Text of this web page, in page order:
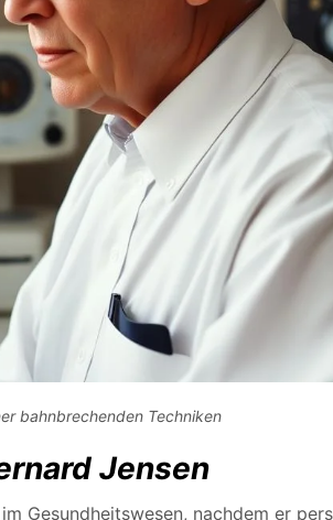
bahnbrechenden Techniken
Jensen
Gesundheitswesen, nachdem er